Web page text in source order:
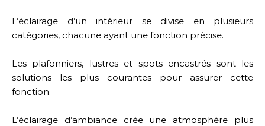
L’éclairage d’un intérieur se divise en plusieurs
catégories, chacune ayant une fonction précise.
Les plafonniers, lustres et spots encastrés sont les
solutions les plus courantes pour assurer cette
fonction.
L’éclairage d’ambiance crée une atmosphère plus